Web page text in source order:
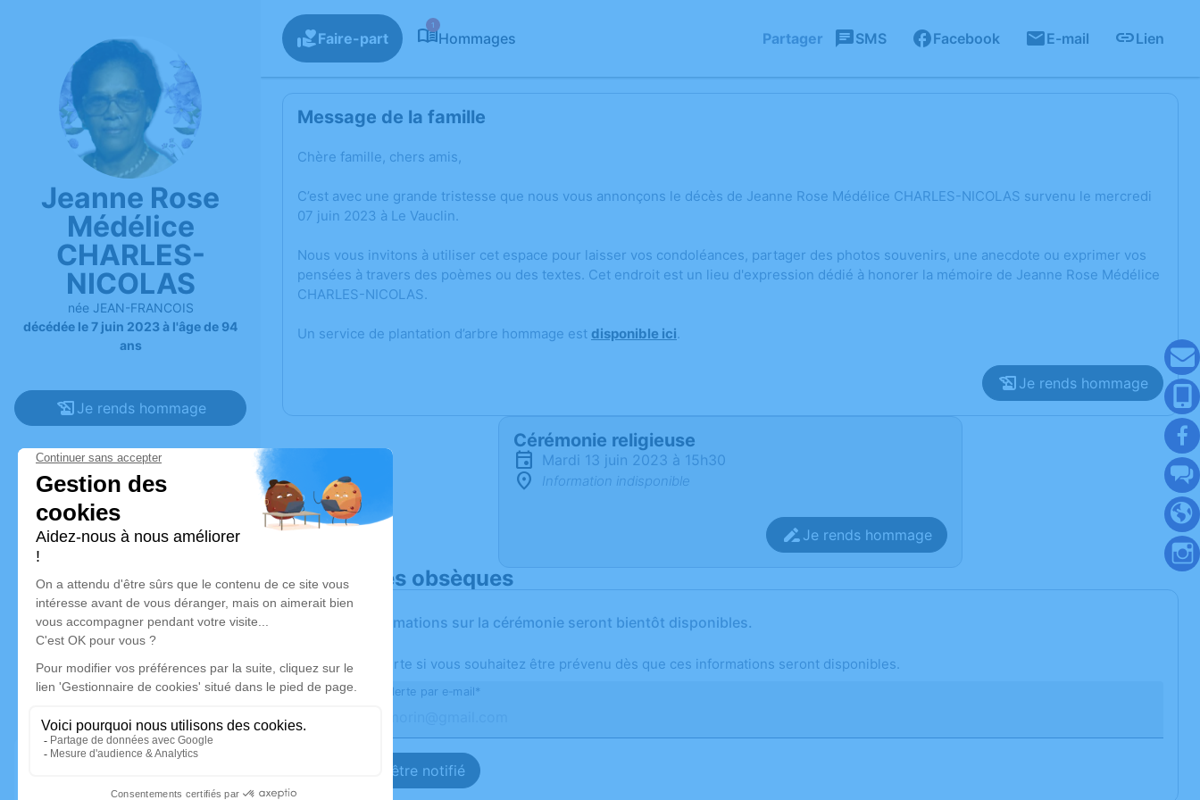
Jeanne Rose
Médélice
CHARLES-
NICOLAS
née JEAN-FRANCOIS
décédée le 7 juin 2023 à l'âge de 94
ans
Je rends hommage
Faire-part
1
Hommages Partager SMS Facebook E-mail Lien
Message de la famille
Chère famille, chers amis,
C’est avec une grande tristesse que nous vous annonçons le décès de Jeanne Rose Médélice CHARLES-NICOLAS survenu le mercredi
07 juin 2023 à Le Vauclin.
Nous vous invitons à utiliser cet espace pour laisser vos condoléances, partager des photos souvenirs, une anecdote ou exprimer vos
pensées à travers des poèmes ou des textes. Cet endroit est un lieu d'expression dédié à honorer la mémoire de Jeanne Rose Médélice
CHARLES-NICOLAS.
Un service de plantation d’arbre hommage est disponible ici.
Je rends hommage
Cérémonie religieuse
mardi 13 juin 2023 à 15h30
Information indisponible
Je rends hommage
Déroulé des obsèques
Les informations sur la cérémonie seront bientôt disponibles.
Activez une alerte si vous souhaitez être prévenu dès que ces informations seront disponibles.
Recevoir une alerte par e-mail*
Je veux être notifié